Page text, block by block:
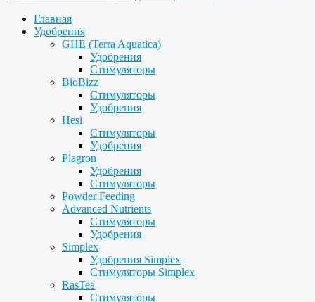
Главная
Удобрения
GHE (Terra Aquatica)
Удобрения
Стимуляторы
BioBizz
Стимуляторы
Удобрения
Hesi
Стимуляторы
Удобрения
Plagron
Удобрения
Стимуляторы
Powder Feeding
Advanced Nutrients
Стимуляторы
Удобрения
Simplex
Удобрения Simplex
Стимуляторы Simplex
RasTea
Стимуляторы